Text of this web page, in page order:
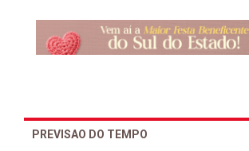
PREVISAO DO TEMPO